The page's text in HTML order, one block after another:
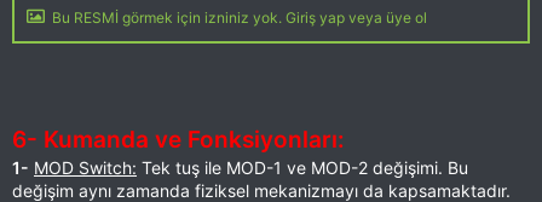
Bu RESMİ görmek için izniniz yok. Giriş yap veya üye ol
6- Kumanda ve Fonksiyonları:
1- MOD Switch: Tek tuş ile MOD-1 ve MOD-2 değişimi. Bu
değişim aynı zamanda fiziksel mekanizmayı da kapsamaktadır.